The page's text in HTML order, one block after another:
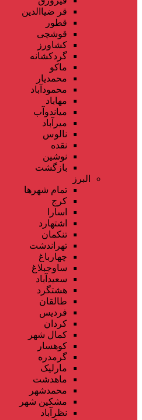
قر ضیاالدین
قطور
قوشچی
کشاورز
گردکشانه
ماکو
محمدیار
محمودآباد
مهاباد
میاندوآب
میرآباد
نالوس
نقده
نوشین
بازگشت
البرز
تمام شهر‌ها
کرج
اسارا
اشتهارد
تنکمان
تهراندشت
چهارباغ
ساوجبلاغ
سعیدآباد
هشتگرد
طالقان
فردیس
کردان
کمال شهر
کوهسار
گرمدره
مارلیک
ماهدشت
محمدشهر
مشکین شهر
نظرآباد